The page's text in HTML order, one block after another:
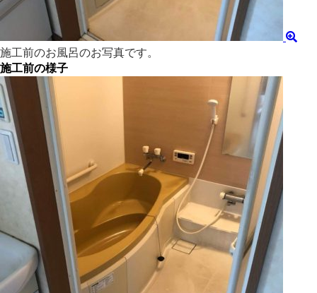
施工前のお風呂のお写真です。
施工前の様子